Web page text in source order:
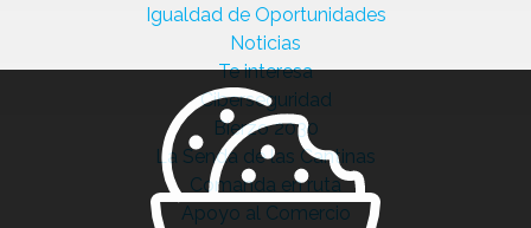
Igualdad de Oportunidades
Noticias
Te interesa
Ciberseguridad
Bierzo 2030
La Senda de las Cantinas
Comanda en ruta
Apoyo al Comercio